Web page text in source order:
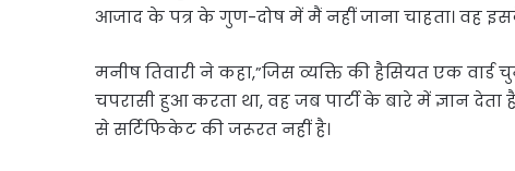
आजाद के पत्र के गुण-दोष में मैं नहीं जाना चाहता। वह
मनीष तिवारी ने कहा,”जिस व्यक्ति की हैसियत एक
चपरासी हुआ करता था, वह जब पार्टी के बारे में ज्ञान देता
से सर्टिफिकेट की जरूरत नहीं है।